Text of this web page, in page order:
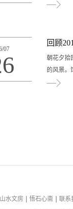
择一对
对一课程
时60分钟
了一处别
静地长
/07
回顾
朝花夕拾
的风景。
献计献策
古琴的忠
山水文房 悟石心斋
联系